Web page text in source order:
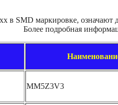
в SMD маркировке, означают
Более подробная
MM5Z3V3